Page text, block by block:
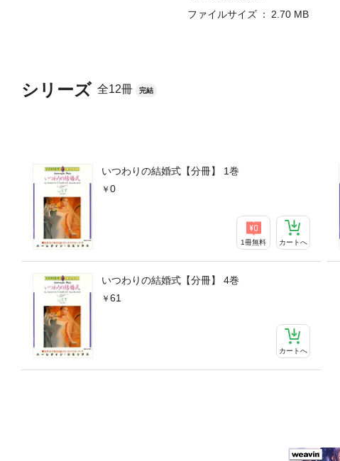
シリーズ 全12冊 完結
いつわりの結婚式【分冊】 1巻
0
1冊無料 カートへ
いつわりの結婚式【分冊】 4巻
61
カートへ
ファイルサイズ
2.70 MB